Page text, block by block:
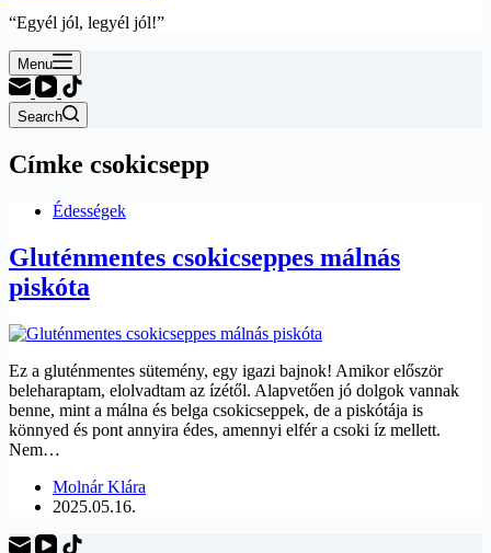
“Egyél jól, legyél jól!”
Menu
Search
Címke csokicsepp
Édességek
Gluténmentes csokicseppes málnás
piskóta
Ez a gluténmentes sütemény, egy igazi bajnok! Amikor először
beleharaptam, elolvadtam az ízétől. Alapvetően jó dolgok vannak
benne, mint a málna és belga csokicseppek, de a piskótája is
könnyed és pont annyira édes, amennyi elfér a csoki íz mellett.
Nem…
Molnár Klára
2025.05.16.